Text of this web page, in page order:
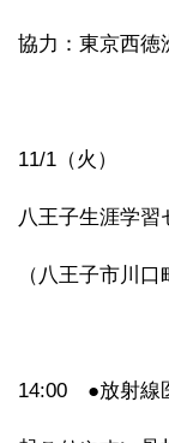
協力：東京西徳
11/1（火）
八王子生涯学習
（八王子市川口
14:00 ●放射線